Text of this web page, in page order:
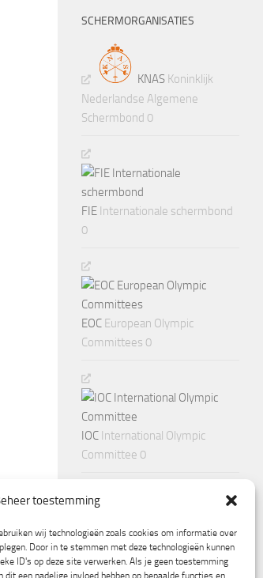
toestemming
wij technologieën zoals cookies om informatie over
Door in te stemmen met deze technologieën kunnen
ID's op deze site verwerken. Als je geen toestemming
een nadelige invloed hebben op bepaalde functies en
SCHERMORGANISATIES
KNAS Koninklijk
Nederlandse Algemene
Schermbond 0
FIE Internationale schermbond
0
EOC European Olympic
Committees 0
IOC International Olympic
Committee 0